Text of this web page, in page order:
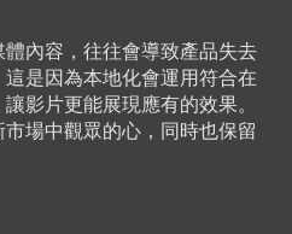
內容，往往會導致產品失去
是因為本地化會運用符合在
影片更能展現應有的效果。
場中觀眾的心，同時也保留